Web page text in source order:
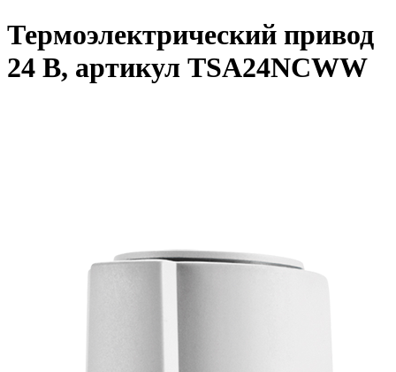
Термоэлектрический привод
24 В, артикул TSA24NCWW